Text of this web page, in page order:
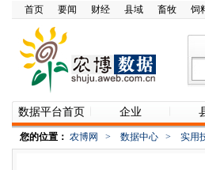
首页 要闻 财经 县域 畜牧 饲
数据平台首页 企业
您的位置： 农博网 > 数据中心 > 实用